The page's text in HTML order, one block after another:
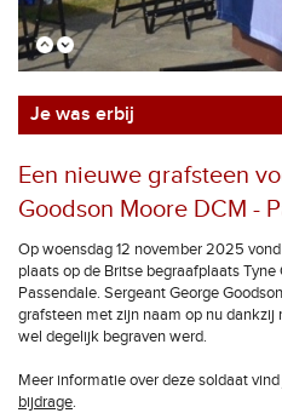
Je was erbij
Een nieuwe grafsteen
Goodson Moore DCM -
Op woensdag 12 november 2025
plaats op de Britse begraafplaats
Passendale. Sergeant George
grafsteen met zijn naam op nu
wel degelijk begraven werd.
Meer informatie over deze soldaat
bijdrage.